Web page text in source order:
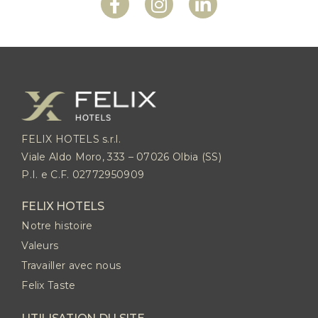
FELIX HOTELS s.r.l.
Viale Aldo Moro, 333 – 07026 Olbia (SS)
P.I. e C.F. 02772950909
FELIX HOTELS
Notre histoire
Valeurs
Travailler avec nous
Felix Taste